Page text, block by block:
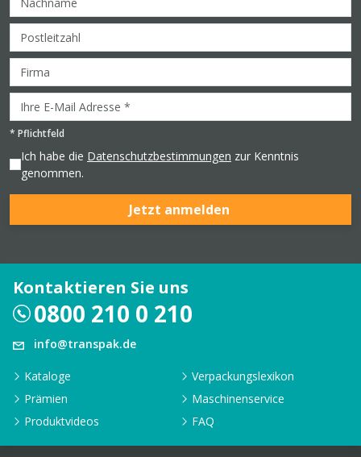
* Pflichtfeld
Ich habe die Datenschutzbestimmungen zur Kenntnis
genommen.
Jetzt anmelden
Kontaktieren Sie uns
0800 210 0 210
info@transpak.de
Kataloge
Verpackungslexikon
Prämien
Maschinenservice
Produktvideos
FAQ